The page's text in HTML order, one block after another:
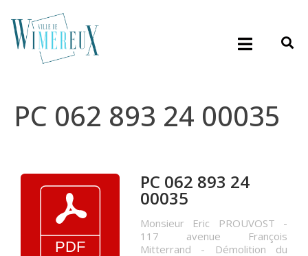
PC 062 893 24 00035
PC 062 893 24
00035
Monsieur Eric PROUVOST -
117 avenue François
Mitterrand - Démolition du